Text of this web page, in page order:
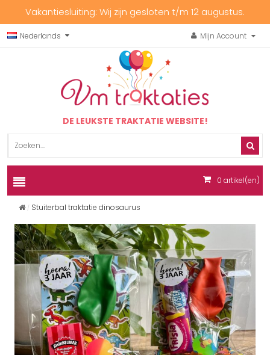
Vakantiesluiting: Wij zijn gesloten t/m 12 augustus.
Nederlands Mijn Account
DE LEUKSTE TRAKTATIE WEBSITE!
0 artikel(en)
Stuiterbal traktatie dinosaurus